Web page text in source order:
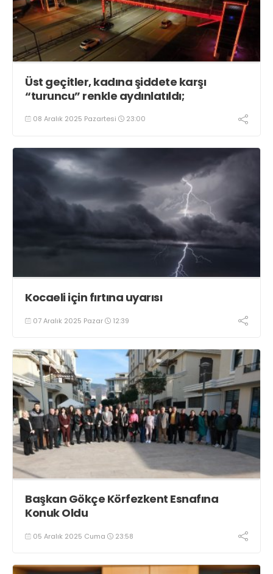
Üst geçitler, kadına şiddete karşı
“turuncu” renkle aydınlatıldı;
08 Aralık 2025 Pazartesi 23:00
Kocaeli için fırtına uyarısı
07 Aralık 2025 Pazar 12:39
Başkan Gökçe Körfezkent Esnafına
Konuk Oldu
05 Aralık 2025 Cuma 23:58